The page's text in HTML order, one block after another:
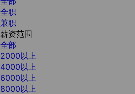
全职
兼职
薪资范围
全部
2000以上
4000以上
6000以上
8000以上